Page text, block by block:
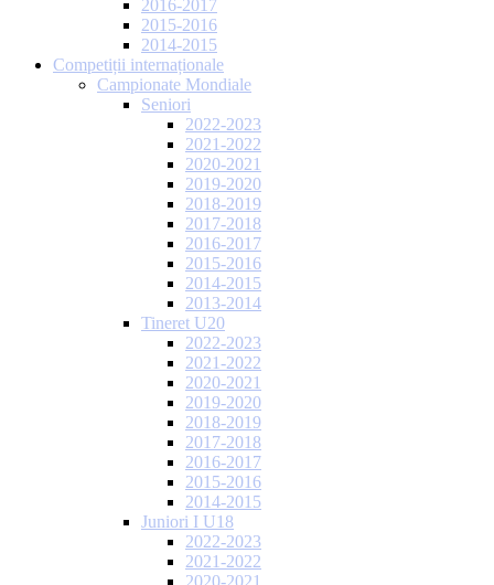
2016-2017
2015-2016
2014-2015
Competiții internaționale
Campionate Mondiale
Seniori
2022-2023
2021-2022
2020-2021
2019-2020
2018-2019
2017-2018
2016-2017
2015-2016
2014-2015
2013-2014
Tineret U20
2022-2023
2021-2022
2020-2021
2019-2020
2018-2019
2017-2018
2016-2017
2015-2016
2014-2015
Juniori I U18
2022-2023
2021-2022
2020-2021